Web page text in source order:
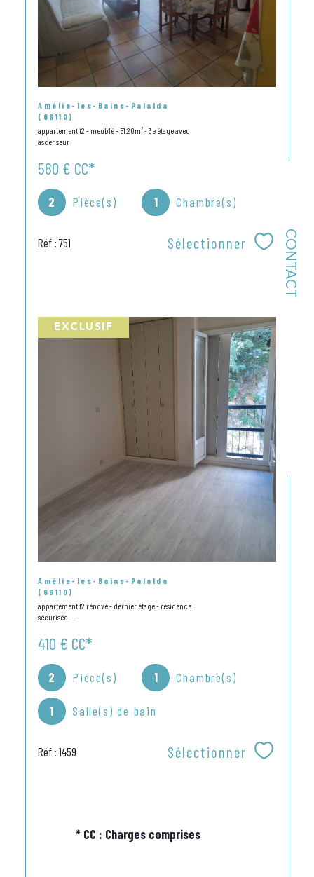
CONTACT
Amélie-les-Bains-Palalda
(66110)
appartement t2 - meublé - 51.20m² - 3e étage avec
ascenseur
580 € CC*
2 Pièce(s) 1 Chambre(s)
Réf : 751 Sélectionner
EXCLUSIF
Amélie-les-Bains-Palalda
(66110)
appartement f2 rénové - dernier étage - résidence
sécurisée -...
410 € CC*
2 Pièce(s) 1 Chambre(s)
1 Salle(s) de bain
Réf : 1459 Sélectionner
* CC : Charges comprises